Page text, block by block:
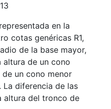
en la
cotas genéricas R1,
de la base mayor,
altura de un cono
un cono menor
La diferencia de las
altura del tronco de